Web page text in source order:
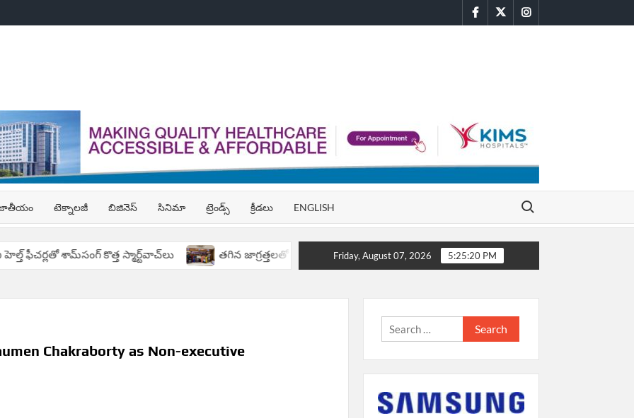
facebooktwitterinstagram
టెక్నాలజీ బిజినెస్ సినిమా ట్రెండ్స్ క్రీడలు ENGLISH
Search for:
శామ్‌సంగ్ కొత్త స్మార్ట్‌వాచ్‌లు త‌గిన జాగ్ర‌త్త‌ల‌తో ప్రీటెర్మ్ పిల్ల‌లు సుర‌క్షితం టాలీవుడ్ లో అందాలు ఆరాబోస్తున్న ప్రియాంక శ్రీ
Friday, August 07, 2026 5:25:21 PM
Chakraborty as Non-executive
Search
for: